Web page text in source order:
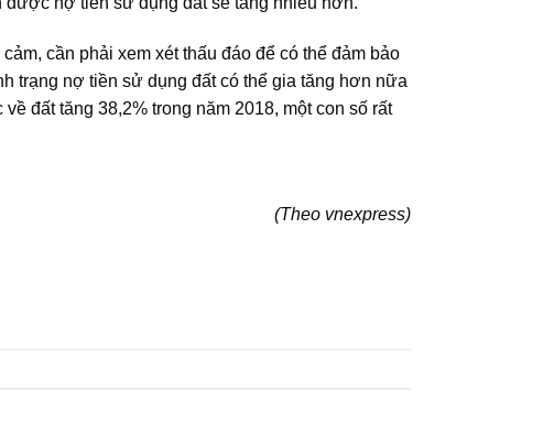
cần phải xem xét thấu đáo để có thể đảm bảo
trạng nợ tiền sử dụng đất có thể gia tăng hơn nữa
đất tăng 38,2% trong năm 2018, một con số rất
(Theo vnexpress)